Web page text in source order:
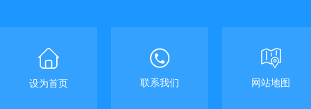
设为首页 联系我们 网站地图